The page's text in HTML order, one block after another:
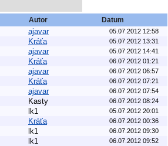
Autor Datum
ajavar 05.07.2012 12:58
Kráťa 05.07.2012 13:31
ajavar 05.07.2012 14:41
Kráťa 06.07.2012 01:21
ajavar 06.07.2012 06:57
Kráťa 06.07.2012 07:21
ajavar 06.07.2012 07:54
Kasty 06.07.2012 08:24
lk1 05.07.2012 20:01
Kráťa 06.07.2012 00:36
lk1 06.07.2012 09:30
lk1 06.07.2012 09:52